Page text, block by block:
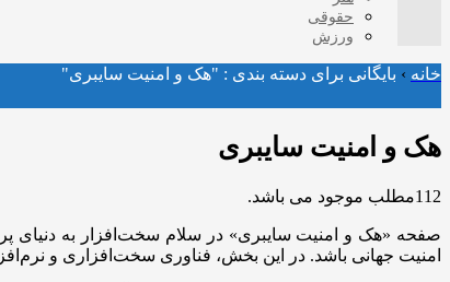
حقوقی
ورزش
خانه › بایگانی برای دسته بندی : "هک و امنیت سایبری"
هک و امنیت سایبری
112مطلب موجود می باشد.
صفحه «هک و امنیت سایبری» در سلام سخت‌افزار به دنیای
امنیت جهانی باشد. در این بخش، فناوری سخت‌افزاری و